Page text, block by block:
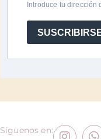
Introduce tu dirección
Síguenos en: